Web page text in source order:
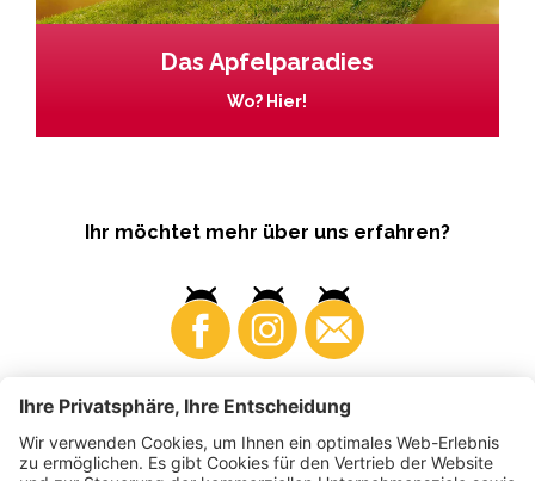
Das Apfelparadies
Wo? Hier!
Ihr möchtet mehr über uns erfahren?
Business Produzenten